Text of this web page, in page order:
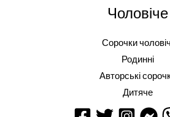
Чоловіче
Сорочки
Родинні
Авторські
Дитяче